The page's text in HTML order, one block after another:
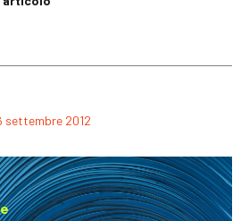
settembre 2012